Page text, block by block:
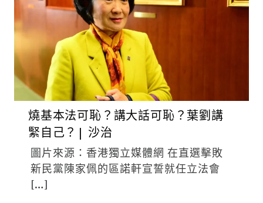
燒基本法可恥？講大話可恥？葉劉講
緊自己？| 沙治
圖片來源：香港獨立媒體網 在直選擊敗
新民黨陳家佩的區諾軒宣誓就任立法會
[…]